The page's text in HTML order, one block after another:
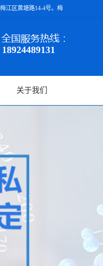
江区黄塘路14-4号。梅
18924489131
关于我们